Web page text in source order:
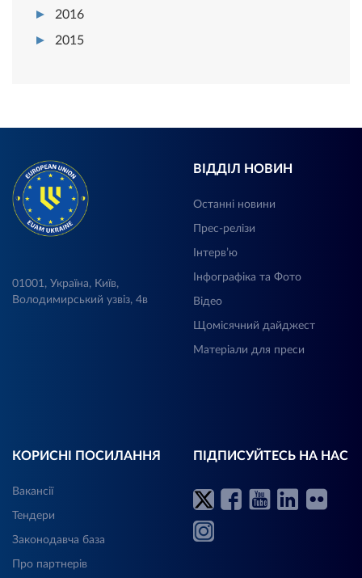
2016
2015
01001, Україна, Київ,
Володимирський узвіз, 4в
ВІДДІЛ НОВИН
Останні новини
Прес-релізи
Інтерв’ю
Інфографіка та Фото
Відео
Щомісячний дайджест
Матеріали для преси
КОРИСНІ ПОСИЛАННЯ
Вакансії
Тендери
Законодавча база
Про партнерів
ПІДПИСУЙТЕСЬ НА НАС